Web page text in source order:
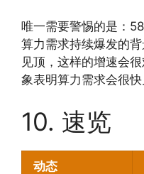
唯一需要警惕的是：
算力需求持续爆发的
见顶，这样的增速会
象表明算力需求会很快
10. 速览
动态